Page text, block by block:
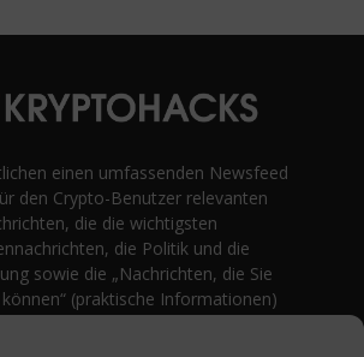
einen umfassenden Newsfeed
den Crypto-Benutzer relevanten
die die wichtigsten
die Politik und die
sowie die „Nachrichten, die Sie
(praktische Informationen)